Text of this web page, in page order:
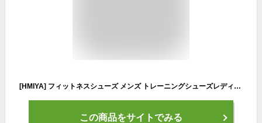
[HMIYA] フィットネスシューズ メンズ トレーニングシューズレディース アウトドアシューズ 軽量 ジム ウォーキングシューズ 通気性 ベアフット (1-オレンジ 23.0cm/36EU)
この商品をサイトでみる